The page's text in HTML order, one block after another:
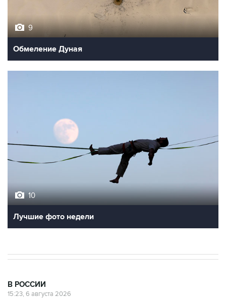
9
Обмеление Дуная
10
Лучшие фото недели
В РОССИИ
15:23, 6 августа 2026